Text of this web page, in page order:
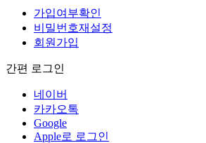
가입여부확인
비밀번호재설정
회원가입
간편 로그인
네이버
카카오톡
Google
Apple로 로그인